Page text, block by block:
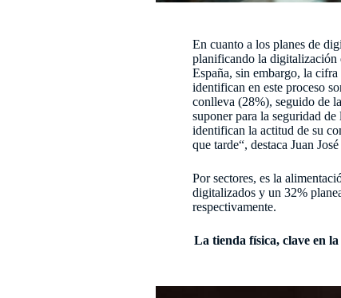
En cuanto a los planes de
planificando la digitalización
España, sin embargo, la
identifican en este proceso
conlleva (28%), seguido de
suponer para la seguridad
identifican la actitud de su
que tarde“, destaca Juan
Por sectores, es la
digitalizados y un 32%
respectivamente.
La tienda física, clave en